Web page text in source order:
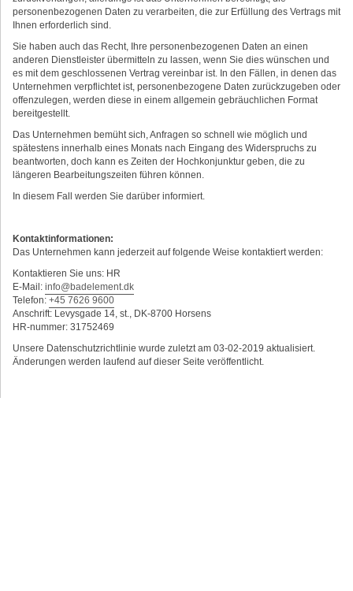
personenbezogenen Daten zu verarbeiten, die zur Erfüllung des Vertrags mit
Ihnen erforderlich sind.
Sie haben auch das Recht, Ihre personenbezogenen Daten an einen
anderen Dienstleister übermitteln zu lassen, wenn Sie dies wünschen und
es mit dem geschlossenen Vertrag vereinbar ist. In den Fällen, in denen das
Unternehmen verpflichtet ist, personenbezogene Daten zurückzugeben oder
offenzulegen, werden diese in einem allgemein gebräuchlichen Format
bereitgestellt.
Das Unternehmen bemüht sich, Anfragen so schnell wie möglich und
spätestens innerhalb eines Monats nach Eingang des Widerspruchs zu
beantworten, doch kann es Zeiten der Hochkonjunktur geben, die zu
längeren Bearbeitungszeiten führen können.
In diesem Fall werden Sie darüber informiert.
Kontaktinformationen:
Das Unternehmen kann jederzeit auf folgende Weise kontaktiert werden:
Kontaktieren Sie uns: HR
E-Mail: info@badelement.dk
Telefon: +45 7626 9600
Anschrift: Levysgade 14, st., DK-8700 Horsens
HR-nummer: 31752469
Unsere Datenschutzrichtlinie wurde zuletzt am 03-02-2019 aktualisiert.
Änderungen werden laufend auf dieser Seite veröffentlicht.